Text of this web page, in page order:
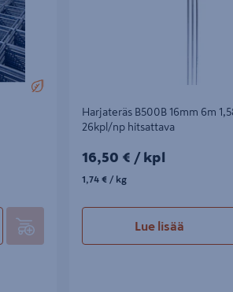
Harjateräs B500B 16mm 6m
26kpl/np hitsattava
16,50€/kpl
16,50 € / kpl
1,74€/kg
1,74 € / kg
Lue lisää